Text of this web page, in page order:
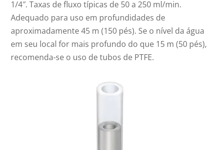
1/4″. Taxas de fluxo típicas de 50 a 250 ml/min.
Adequado para uso em profundidades de
aproximadamente 45 m (150 pés). Se o nível da água
em seu local for mais profundo do que 15 m (50 pés),
recomenda-se o uso de tubos de PTFE.